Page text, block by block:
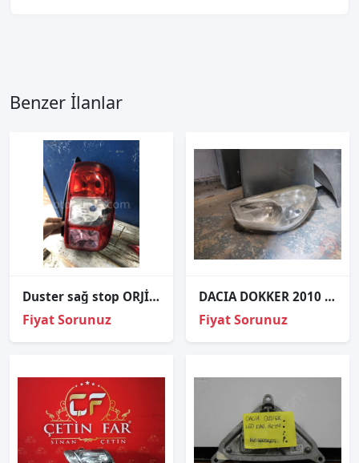
Benzer İlanlar
Duster sağ stop ORJİNAL
Fiyat Sorunuz
DACIA DOKKER 2010 - 2014 ORJINAL ÇIKMA SOL FAR
Fiyat Sorunuz